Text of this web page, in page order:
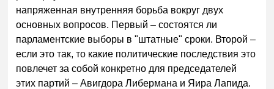
напряженная внутренняя борьба вокруг двух
основных вопросов. Первый – состоятся ли
парламентские выборы в "штатные" сроки. Второй –
если это так, то какие политические последствия это
повлечет за собой конкретно для председателей
этих партий – Авигдора Либермана и Яира Лапида.